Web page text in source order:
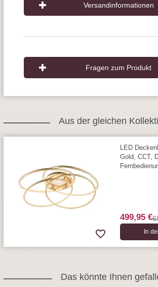
Versandinformationen
Fragen zum Produkt
Aus der gleichen
LED
Gold, CCT,
499,95 €
In
Das könnte Ihnen